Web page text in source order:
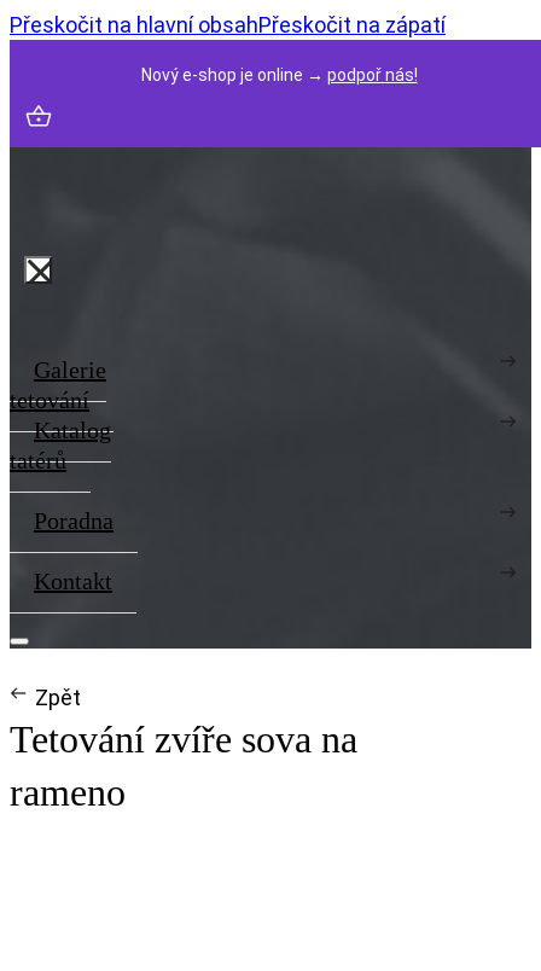
Přeskočit na hlavní obsahPřeskočit na zápatí
Nový e-shop je online → podpoř nás!
Galerie
tetování
Katalog
tatérů
Poradna
Kontakt
Zpět
Tetování zvíře sova na
rameno